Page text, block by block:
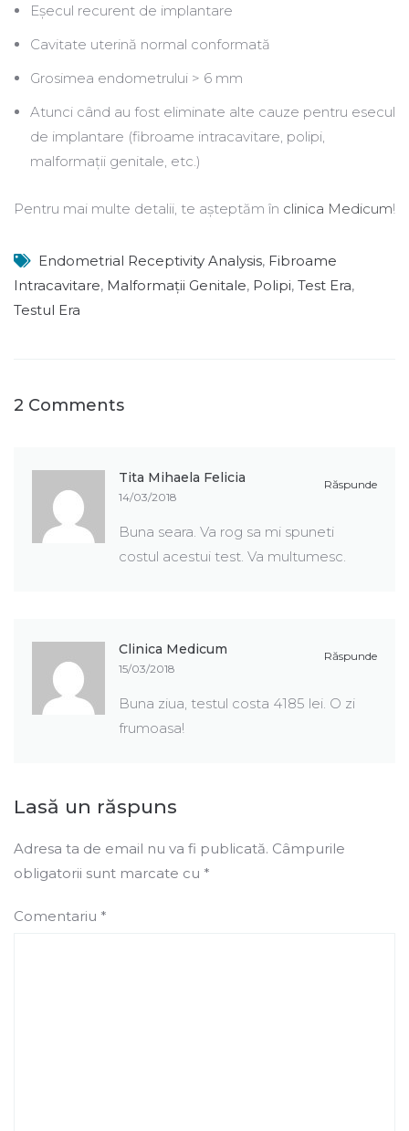
Eșecul recurent de implantare
Cavitate uterină normal conformată
Grosimea endometrului > 6 mm
Atunci când au fost eliminate alte cauze pentru esecul
de implantare (fibroame intracavitare, polipi,
malformații genitale, etc.)
Pentru mai multe detalii, te așteptăm în clinica Medicum!
Endometrial Receptivity Analysis, Fibroame
Intracavitare, Malformații Genitale, Polipi, Test Era,
Testul Era
2 Comments
Răspunde
Tita Mihaela Felicia
14/03/2018
Buna seara. Va rog sa mi spuneti
costul acestui test. Va multumesc.
Răspunde
Clinica Medicum
15/03/2018
Buna ziua, testul costa 4185 lei. O zi
frumoasa!
Lasă un răspuns
Adresa ta de email nu va fi publicată. Câmpurile
obligatorii sunt marcate cu *
Comentariu *